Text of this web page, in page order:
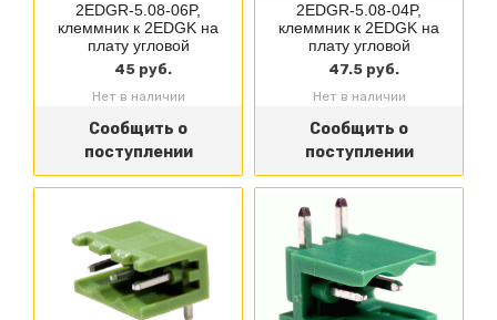
2EDGR-5.08-06P,
клеммник к 2EDGK на
плату угловой
45 руб.
Нет в наличии
Сообщить о
поступлении
2EDGR-5.08-04P,
клеммник к 2EDGK на
плату угловой
47.5 руб.
Нет в наличии
Сообщить о
поступлении